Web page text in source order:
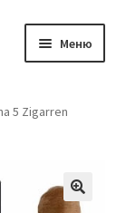
Меню
5 Zigarren